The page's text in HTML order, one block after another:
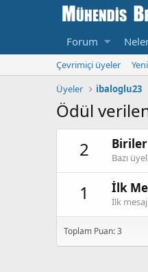
Forum
Çevrimiçi üyeler
Üyeler
ibaloglu23
Ödül
2
Bazı
1 İlk
İlk
Toplam Puan: 3